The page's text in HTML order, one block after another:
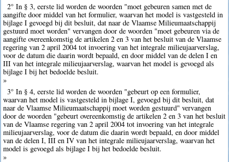
2° In § 3, eerste lid worden de woorden "moet gebeuren samen met de
aangifte door middel van het formulier, waarvan het model is vastgesteld in
bijlage I gevoegd bij dit besluit, dat naar de Vlaamse Milieumaatschappij
gestuurd moet worden" vervangen door de woorden "moet gebeuren via de
aangifte overeenkomstig de artikelen 2 en 3 van het besluit van de Vlaamse
regering van 2 april 2004 tot invoering van het integrale milieujaarverslag,
voor de datum die daarin wordt bepaald, en door middel van de delen I en
III van het integrale milieujaarverslag, waarvan het model is gevoegd als
bijlage I bij het bedoelde besluit.
»
3° In § 4, eerste lid worden de woorden "gebeurt op een formulier,
waarvan het model is vastgesteld in bijlage I, gevoegd bij dit besluit, dat
naar de Vlaamse Milieumaatschappij moet worden gestuurd" vervangen
door de woorden "gebeurt overeenkomstig de artikelen 2 en 3 van het besluit
van de Vlaamse regering van 2 april 2004 tot invoering van het integrale
milieujaarverslag, voor de datum die daarin wordt bepaald, en door middel
van de delen I, III en IV van het integrale milieujaarverslag, waarvan het
model is gevoegd als bijlage I bij het bedoelde besluit.
»